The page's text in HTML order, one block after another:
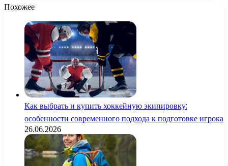
Похожее
Как выбрать и купить хоккейную экипировку:
особенности современного подхода к подготовке игрока
26.06.2026